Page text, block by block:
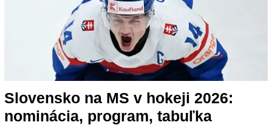
Slovensko na MS v hokeji 2026:
nominácia, program, tabuľka